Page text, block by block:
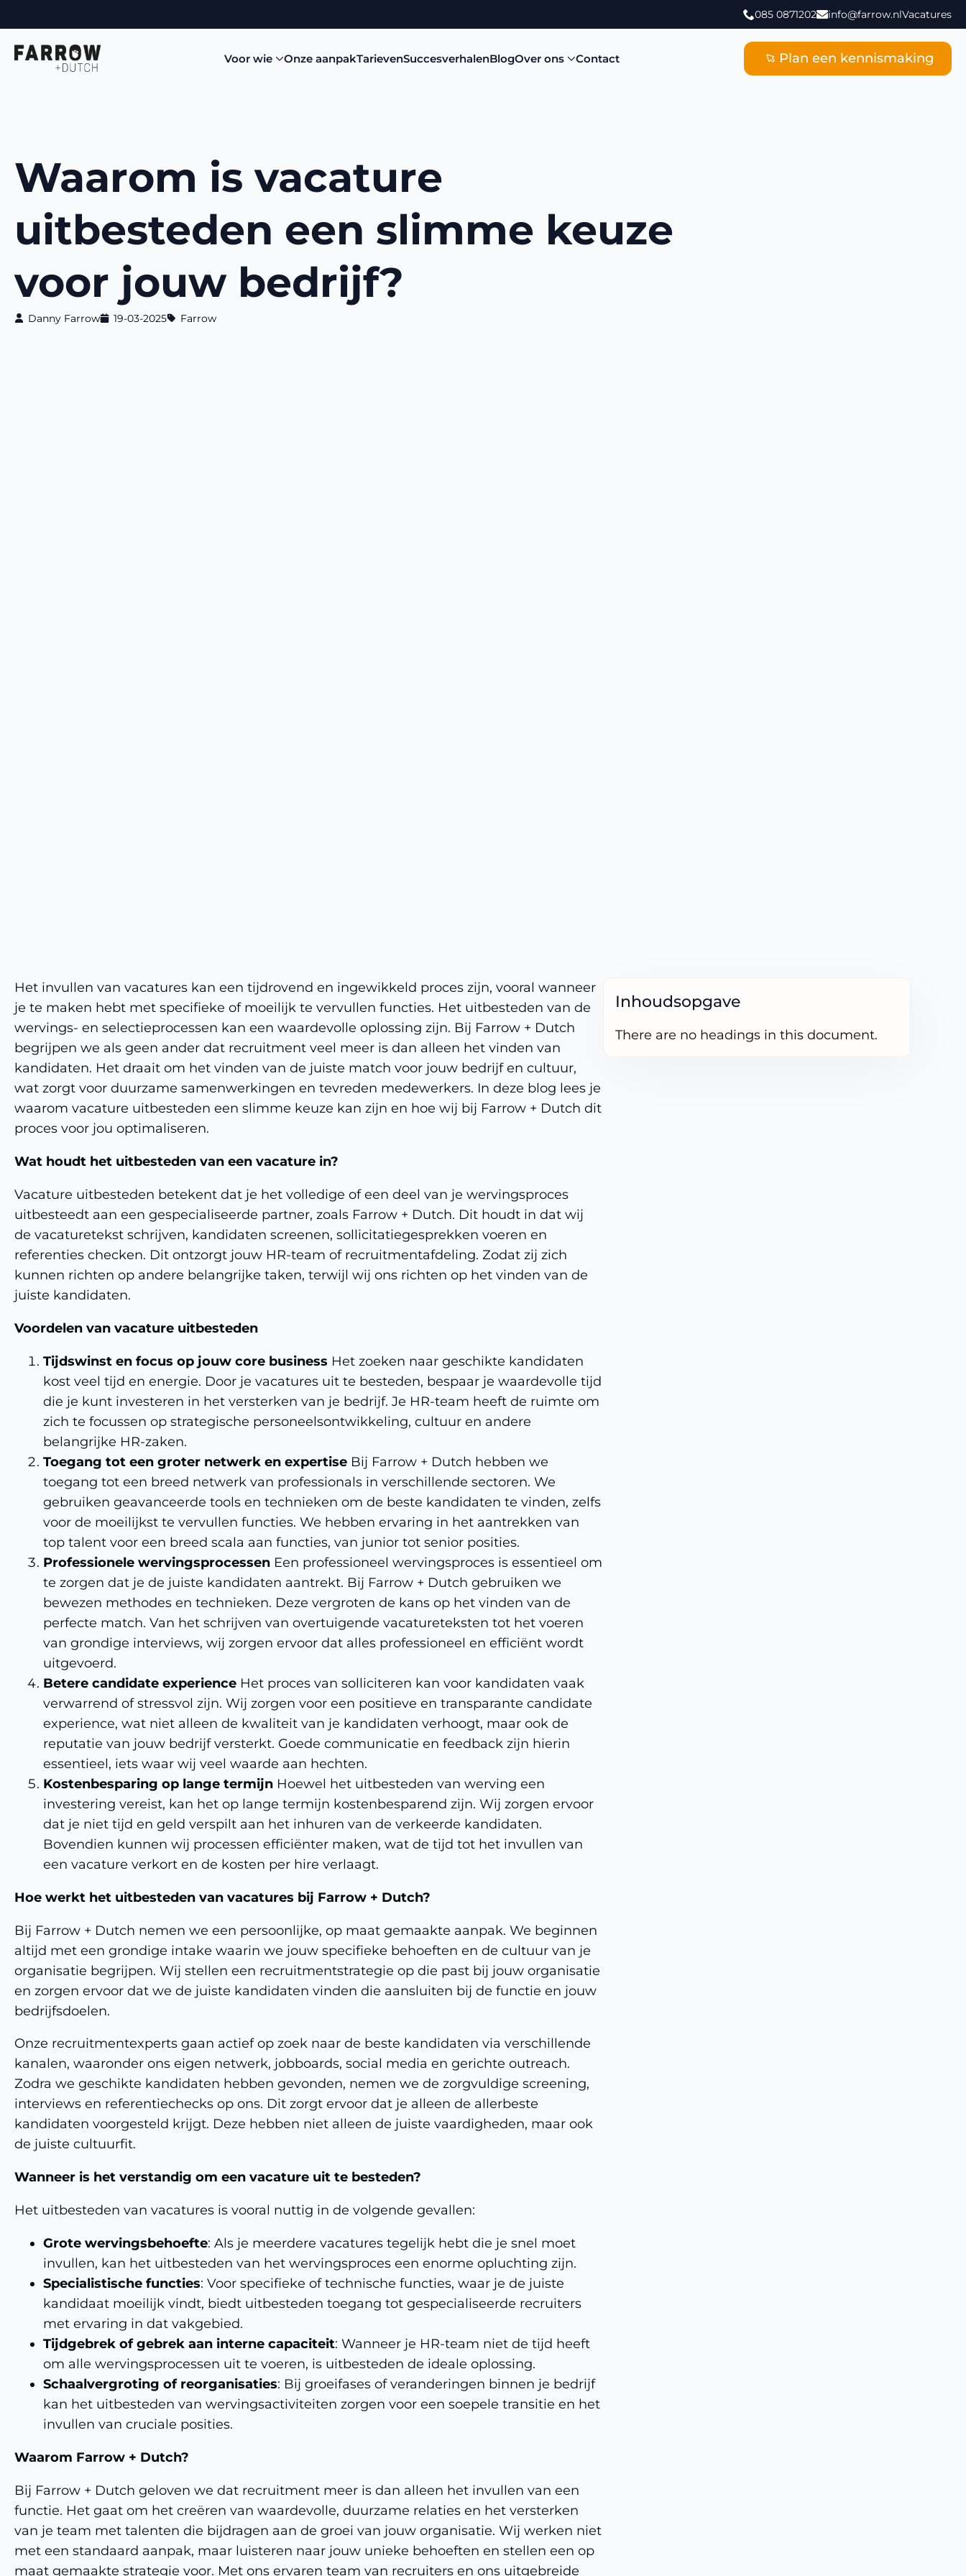
085 0871202 info@farrow.nlVacatures
Voor wie Onze aanpakTarievenSuccesverhalenBlogOver ons Contact Plan een kennismaking
Waarom is vacature
uitbesteden een slimme keuze
voor jouw bedrijf?
Danny Farrow 19-03-2025 Farrow
Het invullen van vacatures kan een tijdrovend en ingewikkeld proces zijn, vooral wanneer
je te maken hebt met specifieke of moeilijk te vervullen functies. Het uitbesteden van de
wervings- en selectieprocessen kan een waardevolle oplossing zijn. Bij Farrow + Dutch
begrijpen we als geen ander dat recruitment veel meer is dan alleen het vinden van
kandidaten. Het draait om het vinden van de juiste match voor jouw bedrijf en cultuur,
wat zorgt voor duurzame samenwerkingen en tevreden medewerkers. In deze blog lees je
waarom vacature uitbesteden een slimme keuze kan zijn en hoe wij bij Farrow + Dutch dit
proces voor jou optimaliseren.
Wat houdt het uitbesteden van een vacature in?
Vacature uitbesteden betekent dat je het volledige of een deel van je wervingsproces
uitbesteedt aan een gespecialiseerde partner, zoals Farrow + Dutch. Dit houdt in dat wij
de vacaturetekst schrijven, kandidaten screenen, sollicitatiegesprekken voeren en
referenties checken. Dit ontzorgt jouw HR-team of recruitmentafdeling. Zodat zij zich
kunnen richten op andere belangrijke taken, terwijl wij ons richten op het vinden van de
juiste kandidaten.
Voordelen van vacature uitbesteden
Tijdswinst en focus op jouw core business Het zoeken naar geschikte kandidaten
kost veel tijd en energie. Door je vacatures uit te besteden, bespaar je waardevolle tijd
die je kunt investeren in het versterken van je bedrijf. Je HR-team heeft de ruimte om
zich te focussen op strategische personeelsontwikkeling, cultuur en andere
belangrijke HR-zaken.
Toegang tot een groter netwerk en expertise Bij Farrow + Dutch hebben we
toegang tot een breed netwerk van professionals in verschillende sectoren. We
gebruiken geavanceerde tools en technieken om de beste kandidaten te vinden, zelfs
voor de moeilijkst te vervullen functies. We hebben ervaring in het aantrekken van
top talent voor een breed scala aan functies, van junior tot senior posities.
Professionele wervingsprocessen Een professioneel wervingsproces is essentieel om
te zorgen dat je de juiste kandidaten aantrekt. Bij Farrow + Dutch gebruiken we
bewezen methodes en technieken. Deze vergroten de kans op het vinden van de
perfecte match. Van het schrijven van overtuigende vacatureteksten tot het voeren
van grondige interviews, wij zorgen ervoor dat alles professioneel en efficiënt wordt
uitgevoerd.
Betere candidate experience Het proces van solliciteren kan voor kandidaten vaak
verwarrend of stressvol zijn. Wij zorgen voor een positieve en transparante candidate
experience, wat niet alleen de kwaliteit van je kandidaten verhoogt, maar ook de
reputatie van jouw bedrijf versterkt. Goede communicatie en feedback zijn hierin
essentieel, iets waar wij veel waarde aan hechten.
Kostenbesparing op lange termijn Hoewel het uitbesteden van werving een
investering vereist, kan het op lange termijn kostenbesparend zijn. Wij zorgen ervoor
dat je niet tijd en geld verspilt aan het inhuren van de verkeerde kandidaten.
Bovendien kunnen wij processen efficiënter maken, wat de tijd tot het invullen van
een vacature verkort en de kosten per hire verlaagt.
Hoe werkt het uitbesteden van vacatures bij Farrow + Dutch?
Bij Farrow + Dutch nemen we een persoonlijke, op maat gemaakte aanpak. We beginnen
altijd met een grondige intake waarin we jouw specifieke behoeften en de cultuur van je
organisatie begrijpen. Wij stellen een recruitmentstrategie op die past bij jouw organisatie
en zorgen ervoor dat we de juiste kandidaten vinden die aansluiten bij de functie en jouw
bedrijfsdoelen.
Onze recruitmentexperts gaan actief op zoek naar de beste kandidaten via verschillende
kanalen, waaronder ons eigen netwerk, jobboards, social media en gerichte outreach.
Zodra we geschikte kandidaten hebben gevonden, nemen we de zorgvuldige screening,
interviews en referentiechecks op ons. Dit zorgt ervoor dat je alleen de allerbeste
kandidaten voorgesteld krijgt. Deze hebben niet alleen de juiste vaardigheden, maar ook
de juiste cultuurfit.
Wanneer is het verstandig om een vacature uit te besteden?
Het uitbesteden van vacatures is vooral nuttig in de volgende gevallen:
Grote wervingsbehoefte: Als je meerdere vacatures tegelijk hebt die je snel moet
invullen, kan het uitbesteden van het wervingsproces een enorme opluchting zijn.
Specialistische functies: Voor specifieke of technische functies, waar je de juiste
kandidaat moeilijk vindt, biedt uitbesteden toegang tot gespecialiseerde recruiters
met ervaring in dat vakgebied.
Tijdgebrek of gebrek aan interne capaciteit: Wanneer je HR-team niet de tijd heeft
om alle wervingsprocessen uit te voeren, is uitbesteden de ideale oplossing.
Schaalvergroting of reorganisaties: Bij groeifases of veranderingen binnen je bedrijf
kan het uitbesteden van wervingsactiviteiten zorgen voor een soepele transitie en het
invullen van cruciale posities.
Waarom Farrow + Dutch?
Bij Farrow + Dutch geloven we dat recruitment meer is dan alleen het invullen van een
functie. Het gaat om het creëren van waardevolle, duurzame relaties en het versterken
van je team met talenten die bijdragen aan de groei van jouw organisatie. Wij werken niet
met een standaard aanpak, maar luisteren naar jouw unieke behoeften en stellen een op
maat gemaakte strategie voor. Met ons ervaren team van recruiters en ons uitgebreide
Inhoudsopgave
There are no headings in this document.